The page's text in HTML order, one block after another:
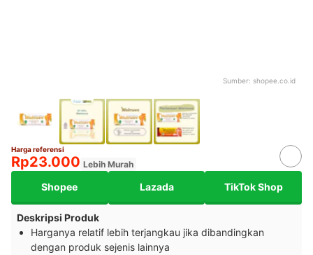
Sumber: shopee.co.id
Harga referensi
Rp23.000 Lebih Murah
Shopee Lazada TikTok Shop
Deskripsi Produk
Harganya relatif lebih terjangkau jika dibandingkan
dengan produk sejenis lainnya